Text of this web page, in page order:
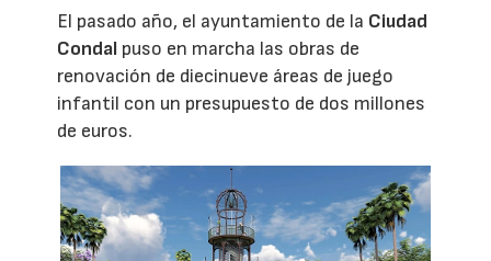
El pasado año, el ayuntamiento de la Ciudad
Condal puso en marcha las obras de
renovación de diecinueve áreas de juego
infantil con un presupuesto de dos millones
de euros.